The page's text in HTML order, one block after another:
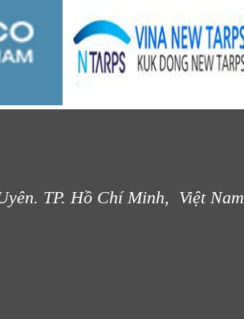
TP. Hồ Chí Minh, Việt Nam